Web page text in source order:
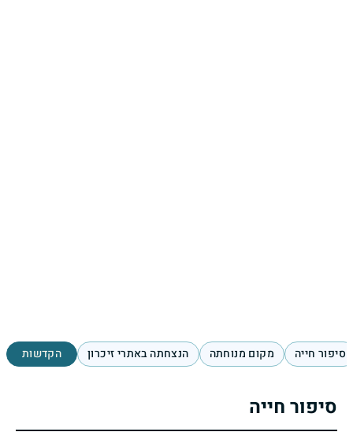
סיפור חייה מקום מנוחתה הנצחתה באתרי זיכרון הקדשות
סיפור חייה